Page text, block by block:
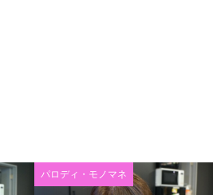
パロディ・モノマネ